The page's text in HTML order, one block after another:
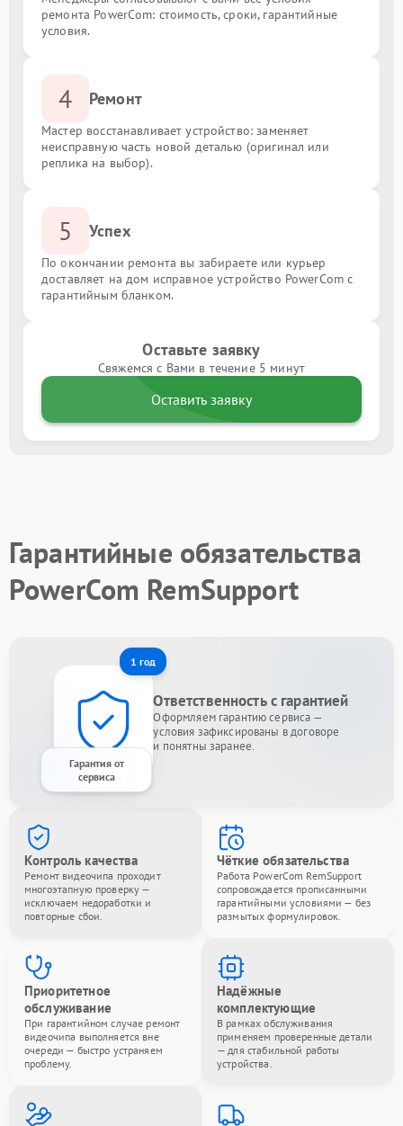
ремонта PowerCom: стоимость, сроки, гарантийные
условия.
4 Ремонт
Мастер восстанавливает устройство: заменяет
неисправную часть новой деталью (оригинал или
реплика на выбор).
5 Успех
По окончании ремонта вы забираете или курьер
доставляет на дом исправное устройство PowerCom с
гарантийным бланком.
Оставьте заявку
Свяжемся с Вами в течение 5 минут
Оставить заявку
Гарантийные обязательства
PowerCom RemSupport
1 год
Гарантия от
сервиса
Ответственность с гарантией
Оформляем гарантию сервиса —
условия зафиксированы в договоре
и понятны заранее.
Контроль качества
Ремонт видеочипа проходит
многоэтапную проверку —
исключаем недоработки и
повторные сбои.
Чёткие обязательства
Работа PowerCom RemSupport
сопровождается прописанными
гарантийными условиями — без
размытых формулировок.
Приоритетное
обслуживание
При гарантийном случае ремонт
видеочипа выполняется вне
очереди — быстро устраняем
проблему.
Надёжные
комплектующие
В рамках обслуживания
применяем проверенные детали
— для стабильной работы
устройства.